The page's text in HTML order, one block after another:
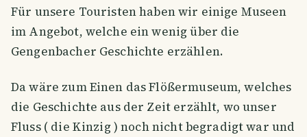
Für unsere Touristen haben wir einige Museen
im Angebot, welche ein wenig über die
Gengenbacher Geschichte erzählen.
Da wäre zum Einen das Flößermuseum, welches
die Geschichte aus der Zeit erzählt, wo unser
Fluss ( die Kinzig ) noch nicht begradigt war und